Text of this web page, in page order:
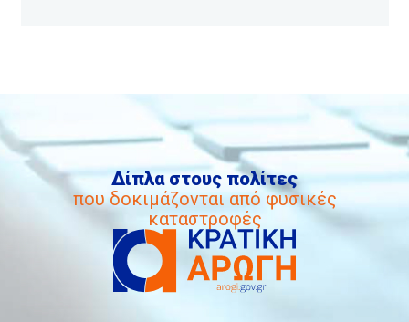
Δίπλα στους πολίτες
που δοκιμάζονται από φυσικές
καταστροφές